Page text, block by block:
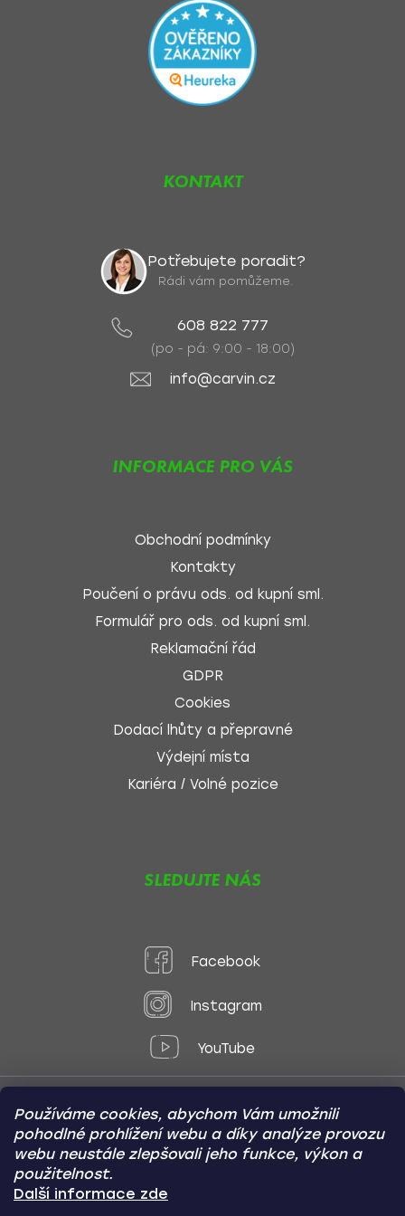
Používáme cookies, abychom Vám umožnili
pohodlné prohlížení webu a díky analýze provozu
webu neustále zlepšovali jeho funkce, výkon a
použitelnost.
Další informace zde
KONTAKT
Potřebujete poradit?
Rádi vám pomůžeme.
608 822 777
(po - pá: 9:00 - 18:00)
info@carvin.cz
INFORMACE PRO VÁS
Obchodní podmínky
Kontakty
Poučení o právu ods. od kupní sml.
Formulář pro ods. od kupní sml.
Reklamační řád
GDPR
Cookies
Dodací lhůty a přepravné
Výdejní místa
Kariéra / Volné pozice
SLEDUJTE NÁS
Facebook
Instagram
YouTube
Způsoby platby:
Online
Převod
Dobírka